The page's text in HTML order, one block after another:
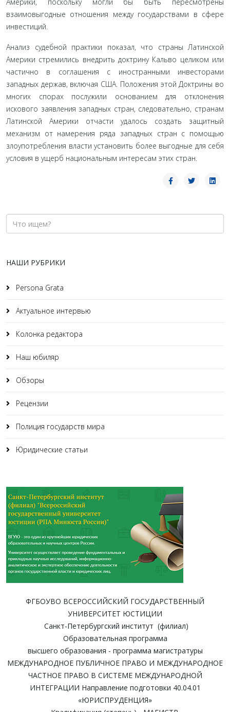
взаимовыгодные отношения между государствами в сфере
инвестиций.
Анализ судебной практики показал, что страны Латинской
Америки стремились внедрить доктрину Кальво целиком или
частично в соглашения с иностранными инвесторами
западных держав, включая США. Положения этой Доктрины во
многих спорах послужили основанием для отклонения
искового заяв­ления западных стран, следовательно, странам
Латинской Аме­рики отчасти удалось создать защитный
механизм от намерения ряда западных стран с помощью
злоупотребления власти уста­новить более выгодные для себя
условия в ущерб национальным интересам этих стран.
НАШИ РУБРИКИ
Persona Grata
Актуальное интервью
Колонка редактора
Наш юбиляр
Обзоры
Рецензии
Полиция государств мира
Юридические статьи
ФГБОУВО ВСЕРОССИЙСКИЙ ГОСУДАРСТВЕННЫЙ
УНИВЕРСИТЕТ ЮСТИЦИИ
Санкт-Петербургский институт (филиал)
Образовательная программа
высшего образования - программа магистратуры
МЕЖДУНАРОДНОЕ ПУБЛИЧНОЕ ПРАВО И МЕЖДУНАРОДНОЕ
ЧАСТНОЕ ПРАВО В СИСТЕМЕ МЕЖДУНАРОДНОЙ
ИНТЕГРАЦИИ Направление подготовки 40.04.01
«ЮРИСПРУДЕНЦИЯ»